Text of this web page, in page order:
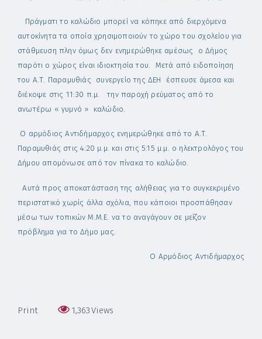
Πράγματι το καλώδιο μπορεί να κόπηκε από διερχόμενα
αυτοκίνητα τα οποία χρησιμοποιούν το χώρο του σχολείου για
στάθμευση πλην όμως δεν ενημερώθηκε αμέσως ο Δήμος
παρότι ο χώρος είναι ιδιοκτησία του. Μετά από ειδοποίηση
του Α.Τ. Παραμυθιάς συνεργείο της ΔΕΗ έσπευσε άμεσα και
διέκοψε στις 11:30 π.μ. την παροχή ρεύματος από το
ανωτέρω « γυμνό » καλώδιο.
Ο αρμόδιος Αντιδήμαρχος ενημερώθηκε από το Α.Τ.
Παραμυθιάς στις 4:20 μ.μ. και στις 5:15 μ.μ. ο ηλεκτρολόγος του
Δήμου απομόνωσε από τον πίνακα το καλώδιο.
Αυτά προς αποκατάσταση της αλήθειας για το συγκεκριμένο
περιστατικό χωρίς άλλα σχόλια, που κάποιοι προσπάθησαν
μέσω των τοπικών Μ.Μ.Ε. να το αναγάγουν σε μείζον
πρόβλημα για το Δήμο μας.
Ο Αρμόδιος Αντιδήμαρχος
Print 1,363Views